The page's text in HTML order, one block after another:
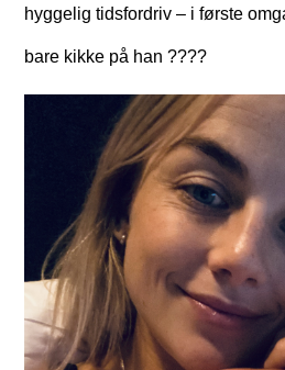
hyggelig tidsfordriv – i første
bare kikke på han ????